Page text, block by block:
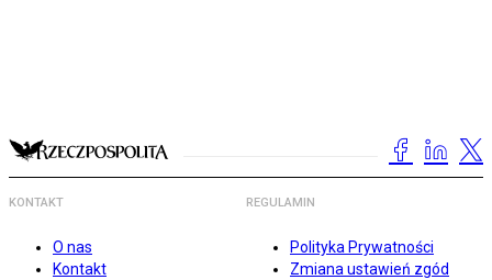
KONTAKT
O nas
Kontakt
REGULAMIN
Polityka Prywatności
Zmiana ustawień zgód